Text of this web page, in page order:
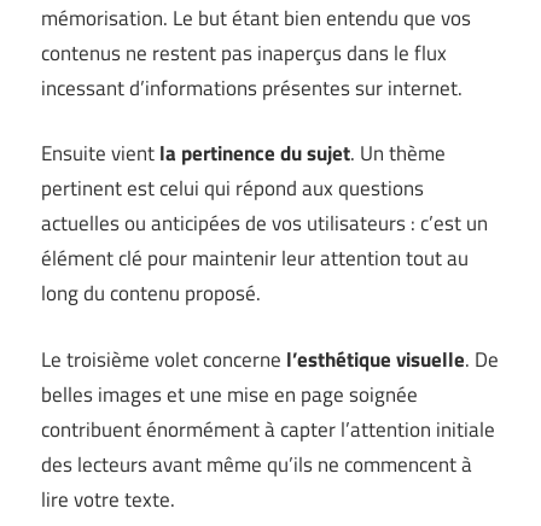
mémorisation. Le but étant bien entendu que vos
contenus ne restent pas inaperçus dans le flux
incessant d’informations présentes sur internet.
Ensuite vientla pertinence du sujet. Un thème
pertinent est celui qui répond aux questions
actuelles ou anticipées de vos utilisateurs : c’est un
élément clé pour maintenir leur attention tout au
long du contenu proposé.
Le troisième volet concerne l’esthétique visuelle. De
belles images et une mise en page soignée
contribuent énormément à capter l’attention initiale
des lecteurs avant même qu’ils ne commencent à
lire votre texte.